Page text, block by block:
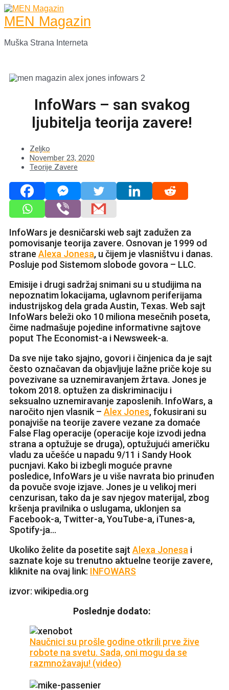
Skip
to
content
MEN Magazin
Muška Strana Interneta
Menu
InfoWars – san svakog
ljubitelja teorija zavere!
Zeljko
November 23, 2020
Teorije Zavere
InfoWars je desničarski web sajt zadužen za
pomovisanje teorija zavere. Osnovan je 1999 od
strane Alexa Jonesa, u čijem je vlasništvu i danas.
Posluje pod Sistemom slobode govora – LLC.
Emisije i drugi sadržaj snimani su u studijima na
nepoznatim lokacijama, uglavnom periferijama
industrijskog dela grada Austin, Texas. Web sajt
InfoWars beleži oko 10 miliona mesečnih poseta,
čime nadmašuje pojedine informativne sajtove
poput The Economist-a i Newsweek-a.
Da sve nije tako sjajno, govori i činjenica da je sajt
često označavan da objavljuje lažne priče koje su
povezivane sa uznemiravanjem žrtava. Jones je
tokom 2018. optužen za diskriminaciju i
seksualno uznemiravanje zaposlenih. InfoWars, a
naročito njen vlasnik – Alex Jones, fokusirani su
ponajviše na teorije zavere vezane za domaće
False Flag operacije (operacije koje izvodi jedna
strana a optužuje se druga), optužujući američku
vladu za učešće u napadu 9/11 i Sandy Hook
pucnjavi. Kako bi izbegli moguće pravne
posledice, InfoWars je u više navrata bio prinuđen
da povuče svoje izjave. Jones je u velikoj meri
cenzurisan, tako da je sav njegov materijal, zbog
kršenja pravilnika o uslugama, uklonjen sa
Facebook-a, Twitter-a, YouTube-a, iTunes-a,
Spotify-ja…
Ukoliko želite da posetite sajt Alexa Jonesa i
saznate koje su trenutno aktuelne teorije zavere,
kliknite na ovaj link: INFOWARS
izvor: wikipedia.org
Poslednje dodato:
Naučnici su prošle godine otkrili prve žive
robote na svetu. Sada, oni mogu da se
razmnožavaju! (video)